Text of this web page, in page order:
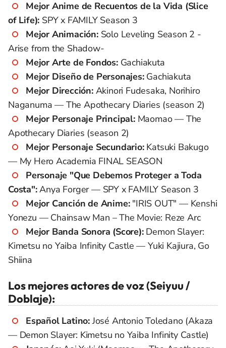
Mejor Anime de Recuentos de la Vida (Slice
of Life): SPY x FAMILY Season 3
Mejor Animación:Solo Leveling Season 2 -
Arise from the Shadow-
Mejor Arte de Fondos:Gachiakuta
Mejor Diseño de Personajes:Gachiakuta
Mejor Dirección:Akinori Fudesaka, Norihiro
Naganuma — The Apothecary Diaries (season 2)
Mejor Personaje Principal:Maomao — The
Apothecary Diaries (season 2)
Mejor Personaje Secundario:Katsuki Bakugo
— My Hero Academia FINAL SEASON
Personaje "Que Debemos Proteger a Toda
Costa":Anya Forger — SPY x FAMILY Season 3
Mejor Canción de Anime:"IRIS OUT" — Kenshi
Yonezu — Chainsaw Man – The Movie: Reze Arc
Mejor Banda Sonora (Score):Demon Slayer:
Kimetsu no Yaiba Infinity Castle — Yuki Kajiura, Go
Shiina
Los mejores actores de voz (Seiyuu /
Doblaje):
Español Latino:José Antonio Toledano (Akaza
— Demon Slayer: Kimetsu no Yaiba Infinity Castle)